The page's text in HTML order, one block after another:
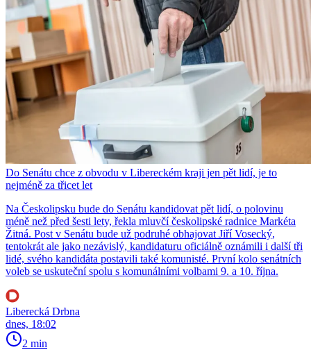
Do Senátu chce z obvodu v Libereckém kraji jen pět lidí, je to
nejméně za třicet let
Na Českolipsku bude do Senátu kandidovat pět lidí, o polovinu
méně než před šesti lety, řekla mluvčí českolipské radnice Markéta
Žitná. Post v Senátu bude už podruhé obhajovat Jiří Vosecký,
tentokrát ale jako nezávislý, kandidaturu oficiálně oznámili i další tři
lidé, svého kandidáta postavili také komunisté. První kolo senátních
voleb se uskuteční spolu s komunálními volbami 9. a 10. října.
Liberecká Drbna
dnes, 18:02
2 min